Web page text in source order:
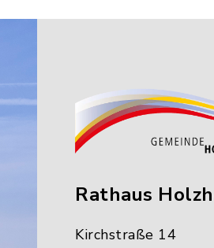
Rathaus
Kirchstraße 14